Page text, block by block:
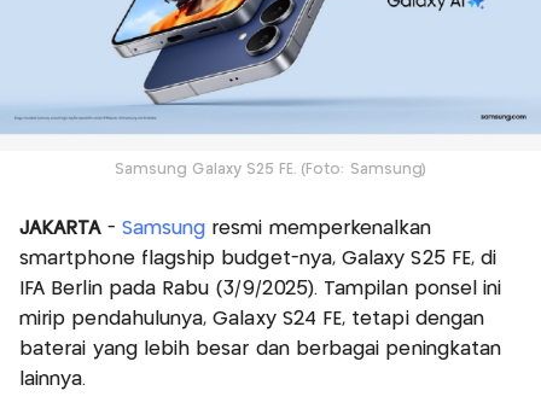
Samsung Galaxy S25 FE. (Foto: Samsung)
JAKARTA - Samsung resmi memperkenalkan
smartphone flagship budget-nya, Galaxy S25 FE, di
IFA Berlin pada Rabu (3/9/2025). Tampilan ponsel ini
mirip pendahulunya, Galaxy S24 FE, tetapi dengan
baterai yang lebih besar dan berbagai peningkatan
lainnya.